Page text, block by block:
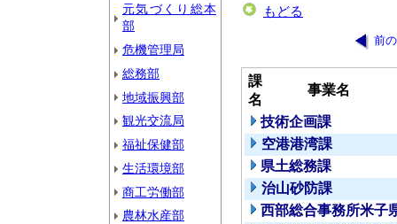
元気づくり総本
部
危機管理局
総務部
地域振興部
観光交流局
福祉保健部
生活環境部
商工労働部
農林水産部
もどる
前
課
名
事業名
技術企画課
空港港湾課
県土総務課
治山砂防課
西部総合事務所米子